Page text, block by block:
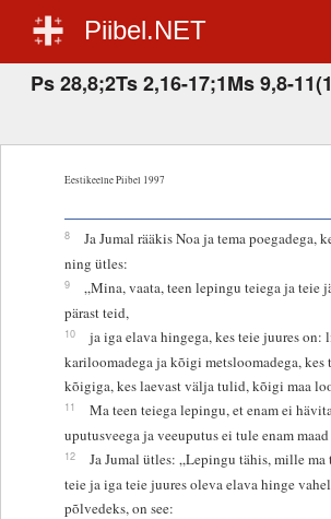
Piibel.NET
Ps 28,8;2Ts 2,16-17;1Ms 9,8-
Eestikeelne Piibel 1997
8
Ja Jumal rääkis Noa ja tema poegadega,
ning ütles:
9
„Mina, vaata, teen lepingu teiega ja teie
pärast teid,
10
ja iga elava hingega, kes teie juures on:
kariloomadega ja kõigi metsloomadega, kes
kõigiga, kes laevast välja tulid, kõigi maa
11
Ma teen teiega lepingu, et enam ei
uputusveega ja veeuputus ei tule enam
12
Ja Jumal ütles: „Lepingu tähis, mille ma
teie ja iga teie juures oleva elava hinge
põlvedeks, on see: